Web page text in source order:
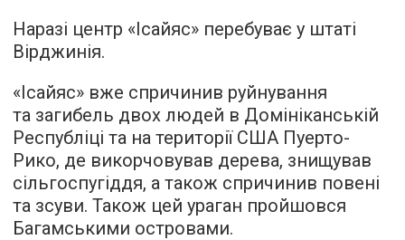
Наразі центр «Ісайяс» перебуває у штаті
Вірджинія.
«Ісайяс» вже спричинив руйнування
та загибель двох людей в Домініканській
Республіці та на території США Пуерто-
Рико, де викорчовував дерева, знищував
сільгоспугіддя, а також спричинив повені
та зсуви. Також цей ураган пройшовся
Багамськими островами.